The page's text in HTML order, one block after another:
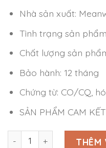
Nhà sản xuất:
Tình trạng sản
Chất lượng sản
Bảo hành: 12 tháng
Chứng từ: CO/CQ,
SẢN PHẨM CAM
Nguồn Meanwell THÊM